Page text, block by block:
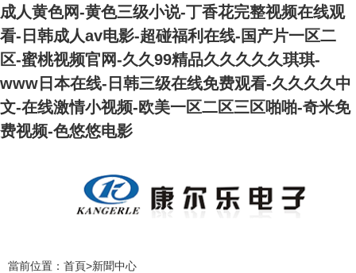
成人黄色网-黄色三级小说-丁香花完整视频在线观
看-日韩成人av电影-超碰福利在线-国产片一区二
区-蜜桃视频官网-久久99精品久久久久久琪琪-
www日本在线-日韩三级在线免费观看-久久久久中
文-在线激情小视频-欧美一区二区三区啪啪-奇米免
费视频-色悠悠电影
當前位置： 首頁>新聞中心